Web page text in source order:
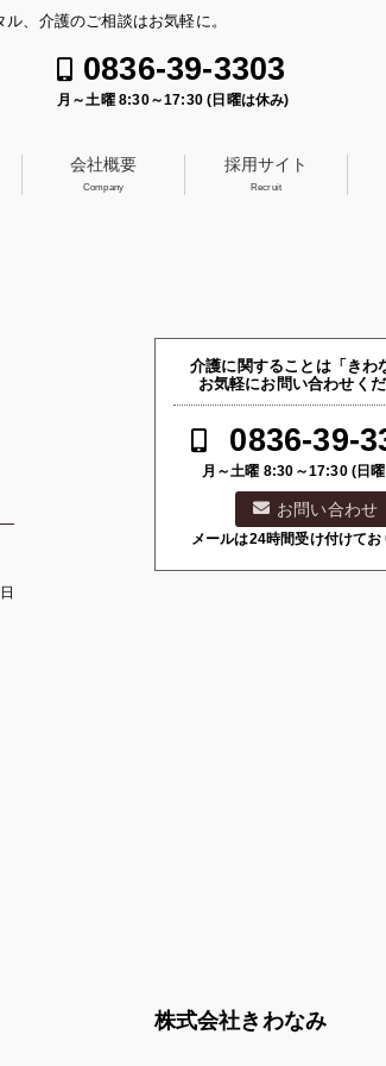
、介護のご相談はお気軽に。
0836-39-3303
月～土曜 8:30～17:30 (日曜は休み)
会社概要
Company
採用サイト
Recruit
介護に関することは「きわ
お気軽にお問い合わせくだ
0836-39-
月～土曜 8:30～17:30 (日
お問い合わせ
メールは24時間受け付けてお
株式会社きわなみ